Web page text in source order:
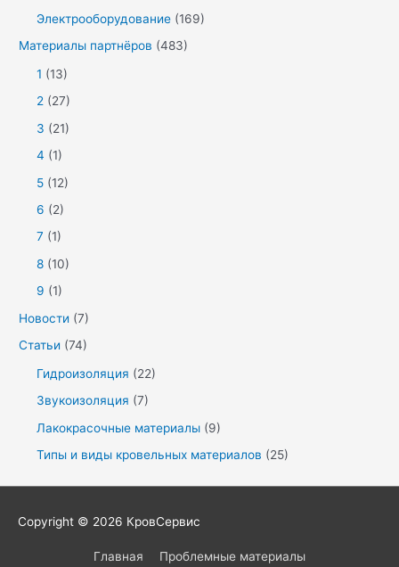
Электрооборудование (169)
Материалы партнёров (483)
1 (13)
2 (27)
3 (21)
4 (1)
5 (12)
6 (2)
7 (1)
8 (10)
9 (1)
Новости (7)
Статьи (74)
Гидроизоляция (22)
Звукоизоляция (7)
Лакокрасочные материалы (9)
Типы и виды кровельных материалов (25)
Copyright © 2026 КровСервис
Главная Проблемные материалы